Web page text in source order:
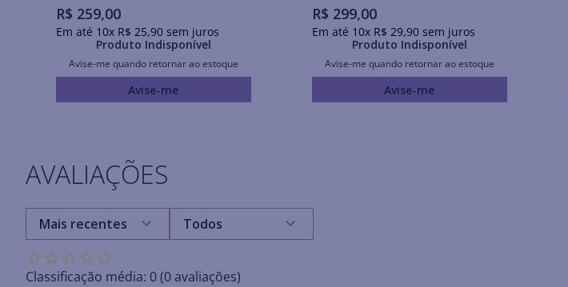
R$ 259,00
Em até 10x R$ 25,90sem juros
Produto Indisponível
Avise-me quando retornar ao estoque
Avise-me
R$ 299,00
Em até 10x R$ 29,90sem juros
Produto Indisponível
Avise-me quando retornar ao estoque
Avise-me
AVALIAÇÕES
☆☆☆☆☆
Classificação média: 0(0 avaliações)
Mais recentes Todos